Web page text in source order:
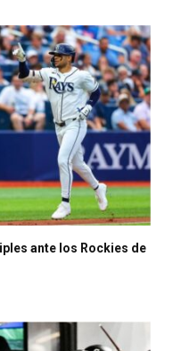
ante los Rockies de